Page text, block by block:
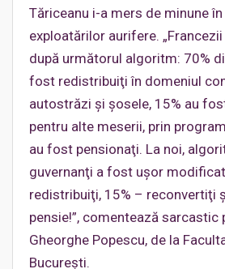
Tăriceanu i-a mers de minune
exploatărilor aurifere.
după următorul algoritm: 70%
fost redistribuiţi în domeniul
autostrăzi şi şosele, 15% au
pentru alte meserii, prin
au fost pensionaţi. La noi,
guvernanţi a fost uşor
redistribuiţi, 15% – reconvertiţi
pensie!”, comentează sarcastic
Gheorghe Popescu, de la
Bucureşti.